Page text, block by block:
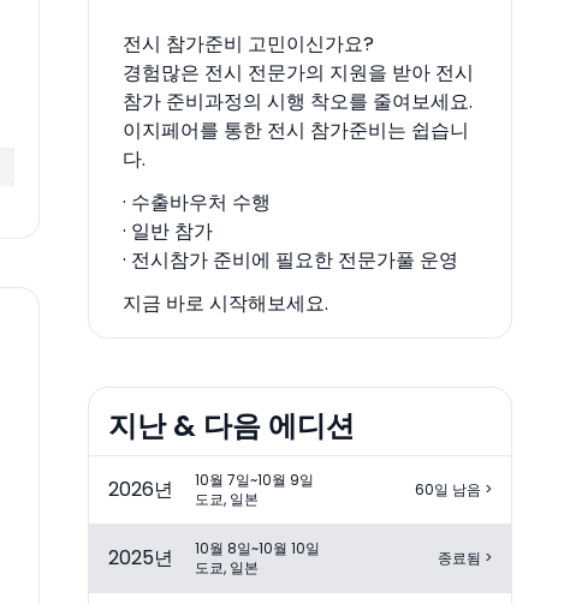
전시 참가준비 고민이신가요?
경험많은 전시 전문가의 지원을 받아 전시
참가 준비과정의 시행 착오를 줄여보세요.
이지페어를 통한 전시 참가준비는 쉽습니
다.
· 수출바우처 수행
· 일반 참가
· 전시참가 준비에 필요한 전문가풀 운영
지금 바로 시작해보세요.
지난 & 다음 에디션
2026년
10월 7일~10월 9일
도쿄, 일본
60일 남음 >
2025년
10월 8일~10월 10일
도쿄, 일본
종료됨 >